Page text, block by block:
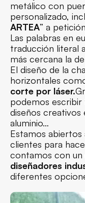
metálico con
personalizado,
ARTEA” a
Las palabras en
traducción literal
más cercana la
El diseño de la
horizontales
corte por láser.
podemos
diseños creativos
aluminio…
Estamos abiertos
clientes para
contamos con un
diseñadores
diferentes